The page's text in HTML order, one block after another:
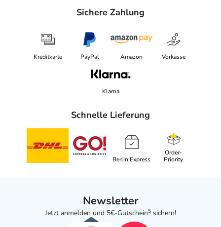
Sichere Zahlung
Kreditkarte PayPal Amazon Vorkasse
Klarna
Schnelle Lieferung
Berlin Express
Order-
Priority
Newsletter
Jetzt anmelden und 5€-Gutschein5 sichern!